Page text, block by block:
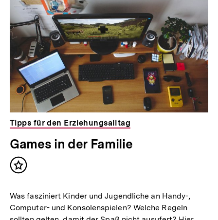
Tipps für den Erziehungsalltag
Games in der Familie
Inhalt
Was fasziniert Kinder und Jugendliche an Handy-,
Computer- und Konsolenspielen? Welche Regeln